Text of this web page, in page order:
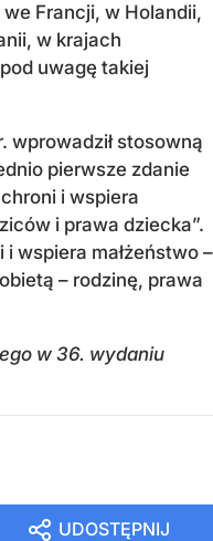
we Francji, w Holandii,
w krajach
uwagę takiej
wprowadził stosowną
pierwsze zdanie
chroni i wspiera
i prawa dziecka”.
wspiera małżeństwo –
– rodzinę, prawa
w 36. wydaniu
UDOSTĘPNIJ